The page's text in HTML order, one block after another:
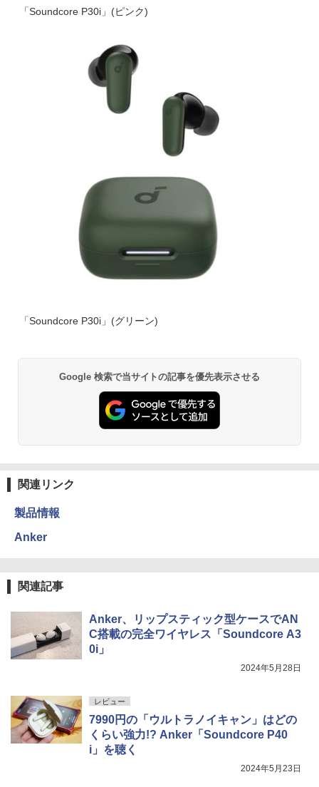
「Soundcore P30i」(ピンク)
「Soundcore P30i」(グリーン)
Google 検索で当サイトの記事を優先表示させる
関連リンク
製品情報
Anker
関連記事
Anker、リップスティック型ケースでAN
C搭載の完全ワイヤレス「Soundcore A3
0i」
2024年5月28日
レビュー
7990円の「ウルトラノイキャン」はどの
くらい強力!? Anker「Soundcore P40
i」を聴く
2024年5月23日